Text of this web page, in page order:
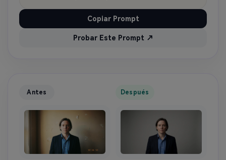
Copiar Prompt
Probar Este Prompt ↗
Antes Después